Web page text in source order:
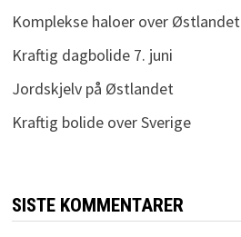
Komplekse haloer over Østlandet
Kraftig dagbolide 7. juni
Jordskjelv på Østlandet
Kraftig bolide over Sverige
SISTE KOMMENTARER